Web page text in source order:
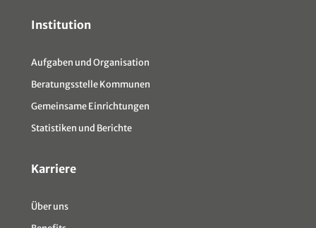
Institution
Aufgaben und Organisation
Beratungsstelle Kommunen
Gemeinsame Einrichtungen
Statistiken und Berichte
Karriere
Über uns